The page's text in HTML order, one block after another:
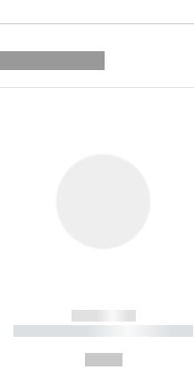
------------
----------- ----------- ----------